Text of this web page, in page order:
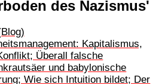
des Nazismus'
Kapitalismus,
Überall falsche
und babylonische
Wie sich Intuition bildet; Der